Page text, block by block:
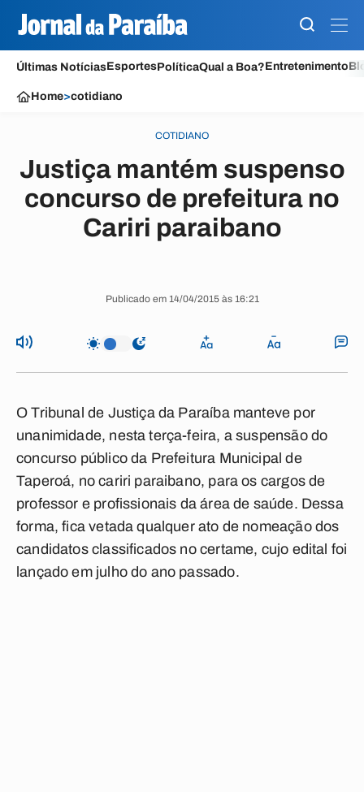
Últimas NotíciasEsportesPolíticaQual a Boa?Entretenimento
Home>cotidiano
COTIDIANO
Justiça mantém suspenso
concurso de prefeitura no
Cariri paraibano
Publicado em 14/04/2015 às 16:21
O Tribunal de Justiça da Paraíba manteve por
unanimidade, nesta terça-feira, a suspensão do
concurso público da Prefeitura Municipal de
Taperoá, no cariri paraibano, para os cargos de
professor e profissionais da área de saúde. Dessa
forma, fica vetada qualquer ato de nomeação dos
candidatos classificados no certame, cujo edital foi
lançado em julho do ano passado.